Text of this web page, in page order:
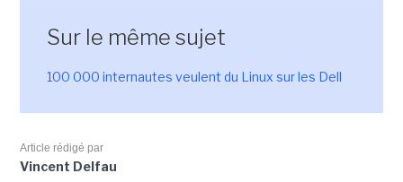
Sur le même sujet
100 000 internautes veulent du Linux sur les Dell
Article rédigé par
Vincent Delfau